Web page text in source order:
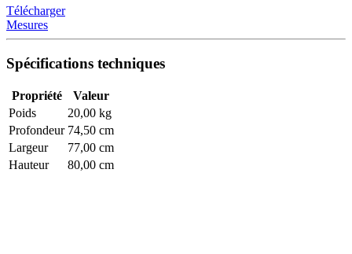
Télécharger
Mesures
Spécifications techniques
Propriété
Valeur
Poids
20,00 kg
Profondeur 74,50 cm
Largeur
77,00 cm
Hauteur
80,00 cm